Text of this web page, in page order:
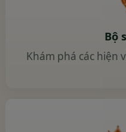
Bộ
Khám phá các hiện